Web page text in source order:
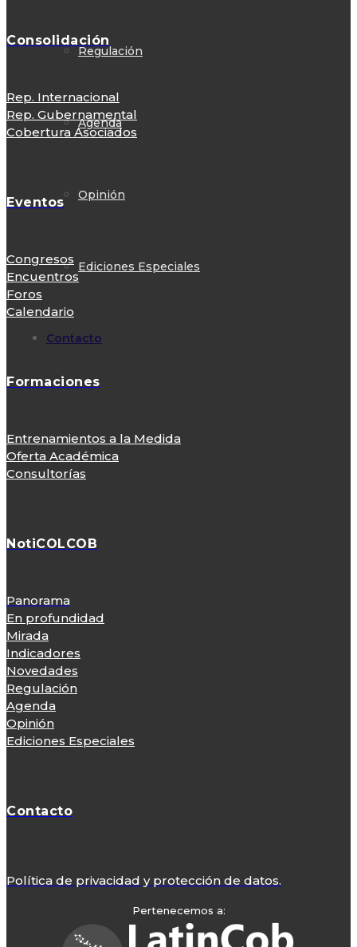
Regulación
Agenda
Opinión
Ediciones Especiales
Contacto
Consolidación
Rep. Internacional
Rep. Gubernamental
Cobertura Asociados
Eventos
Congresos
Encuentros
Foros
Calendario
Formaciones
Entrenamientos a la Medida
Oferta Académica
Consultorías
NotiCOLCOB
Panorama
En profundidad
Mirada
Indicadores
Novedades
Regulación
Agenda
Opinión
Ediciones Especiales
Contacto
Política de privacidad y protección de datos.
Pertenecemos a: